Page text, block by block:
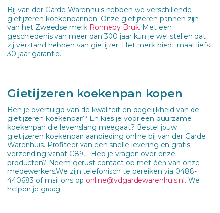
Bij van der Garde Warenhuis hebben we verschillende
gietijzeren koekenpannen. Onze gietijzeren pannen zijn
van het Zweedse merk Ronneby Bruk. Met een
geschiedenis van meer dan 300 jaar kun je wel stellen dat
zij verstand hebben van gietijzer. Het merk biedt maar liefst
30 jaar garantie.
Gietijzeren koekenpan kopen
Ben je overtuigd van de kwaliteit en degelijkheid van de
gietijzeren koekenpan? En kies je voor een duurzame
koekenpan die levenslang meegaat? Bestel jouw
gietijzeren koekenpan aanbieding online bij van der Garde
Warenhuis. Profiteer van een snelle levering en gratis
verzending vanaf €89,-. Heb je vragen over onze
producten? Neem gerust contact op met één van onze
medewerkers.We zijn telefonisch te bereiken via 0488-
440683 of mail ons op online@vdgardewarenhuis.nl. We
helpen je graag.